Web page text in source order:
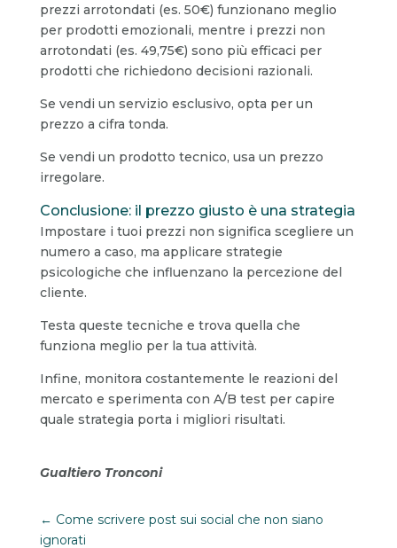
prezzi arrotondati (es. 50€) funzionano meglio
per prodotti emozionali, mentre i prezzi non
arrotondati (es. 49,75€) sono più efficaci per
prodotti che richiedono decisioni razionali.
Se vendi un servizio esclusivo, opta per un
prezzo a cifra tonda.
Se vendi un prodotto tecnico, usa un prezzo
irregolare.
Conclusione: il prezzo giusto è una strategia
Impostare i tuoi prezzi non significa scegliere un
numero a caso, ma applicare strategie
psicologiche che influenzano la percezione del
cliente.
Testa queste tecniche e trova quella che
funziona meglio per la tua attività.
Infine, monitora costantemente le reazioni del
mercato e sperimenta con A/B test per capire
quale strategia porta i migliori risultati.
Gualtiero Tronconi
← Come scrivere post sui social che non siano
ignorati